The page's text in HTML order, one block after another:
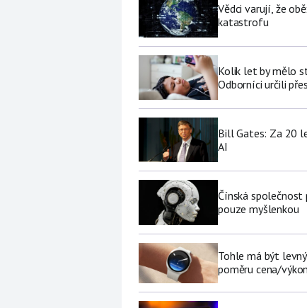
Vědci varují, že
katastrofu
Kolik let by mělo
Odborníci určili
Bill Gates: Za 20
AI
Čínská
pouze myšlenkou
Tohle má být
poměru cena/